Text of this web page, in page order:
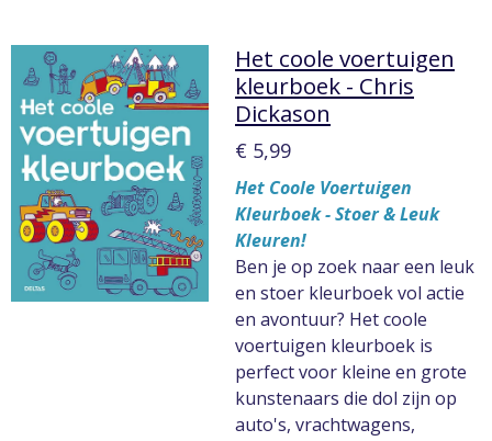
Het coole voertuigen
kleurboek - Chris
Dickason
€ 5,99
Het Coole Voertuigen
Kleurboek - Stoer & Leuk
Kleuren!
Ben je op zoek naar een leuk
en stoer kleurboek vol actie
en avontuur? Het coole
voertuigen kleurboek is
perfect voor kleine en grote
kunstenaars die dol zijn op
auto's, vrachtwagens,